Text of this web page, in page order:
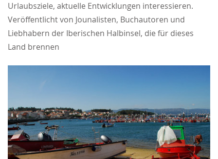
Urlaubsziele, aktuelle Entwicklungen interessieren.
Veröffentlicht von Jounalisten, Buchautoren und
Liebhabern der Iberischen Halbinsel, die für dieses
Land brennen